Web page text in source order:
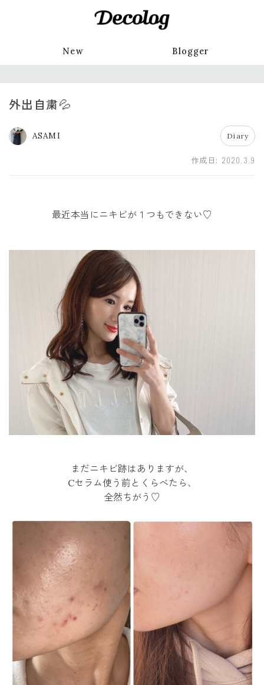
New Blogger
外出自粛💦
ASAMI Diary
作成日: 2020.3.9
最近本当にニキビが１つもできない♡
まだニキビ跡はありますが、
Cセラム使う前とくらべたら、
全然ちがう♡